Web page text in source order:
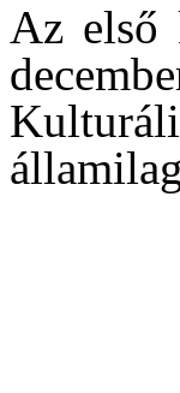
Az első